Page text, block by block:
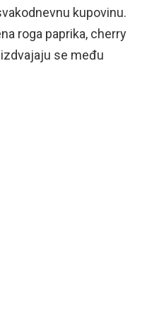
kupovinu.
roga paprika, cherry
se među